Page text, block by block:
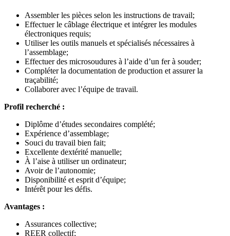
Assembler les pièces selon les instructions de travail;
Effectuer le câblage électrique et intégrer les modules
électroniques requis;
Utiliser les outils manuels et spécialisés nécessaires à
l’assemblage;
Effectuer des microsoudures à l’aide d’un fer à souder;
Compléter la documentation de production et assurer la
traçabilité;
Collaborer avec l’équipe de travail.
Profil recherché :
Diplôme d’études secondaires complété;
Expérience d’assemblage;
Souci du travail bien fait;
Excellente dextérité manuelle;
À l’aise à utiliser un ordinateur;
Avoir de l’autonomie;
Disponibilité et esprit d’équipe;
Intérêt pour les défis.
Avantages :
Assurances collective;
REER collectif;